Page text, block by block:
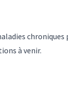
à venir.